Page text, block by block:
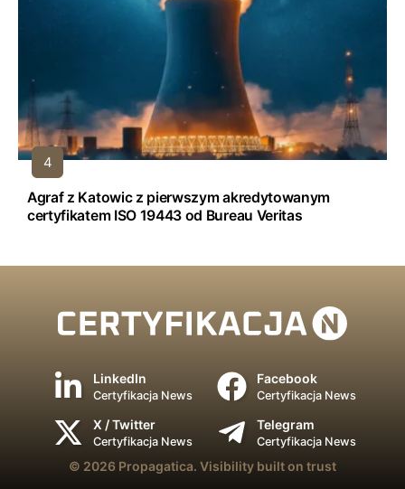
Agraf z Katowic z pierwszym akredytowanym
certyfikatem ISO 19443 od Bureau Veritas
LinkedIn
Certyfikacja News
Facebook
Certyfikacja News
X / Twitter
Certyfikacja News
Telegram
Certyfikacja News
© 2026 Propagatica. Visibility built on trust